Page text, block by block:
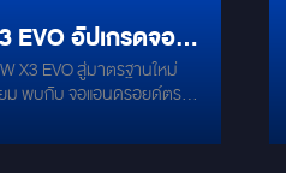
นละเอียด เวทีเสียงนิ่งเหมือน
าไว้บนคอนโซล ความเงียบที่
มป์เงียบกริบด้วย
GZDM2700AB-XL ขับ
EVO อัปเกรดจอสู่
หม่ของจอพรีเมียม
X3 EVO สู่มาตรฐานใหม่
ม พบกับ จอแอนดรอยด์ตรง
างพิเศษ ผสานความล้ำสมัย